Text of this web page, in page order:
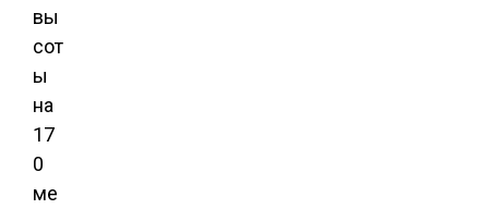
вы
сот
ы
на
17
0
ме